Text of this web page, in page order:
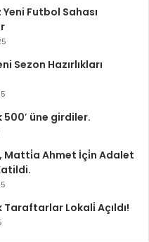
Yeni Futbol Sahası
Sezon Hazırlıkları
500′ üne girdiler.
Matti̇a Ahmet İçi̇n Adalet
Lokali̇ Açıldı!